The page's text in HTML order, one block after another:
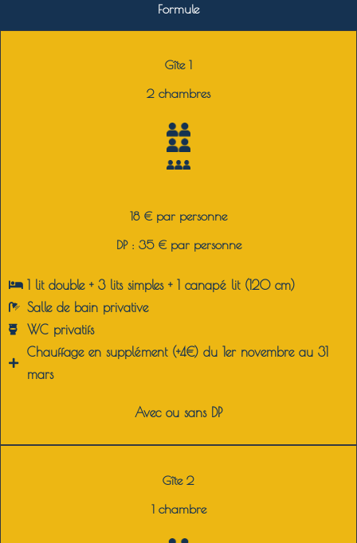
Formule
Gîte 1
2 chambres
18 € par personne
DP : 35 € par personne
1 lit double + 3 lits simples + 1 canapé lit (120 cm)
Salle de bain privative
WC privatifs
Chauffage en supplément (+4€) du 1er novembre au 31
mars
Avec ou sans DP
Gîte 2
1 chambre